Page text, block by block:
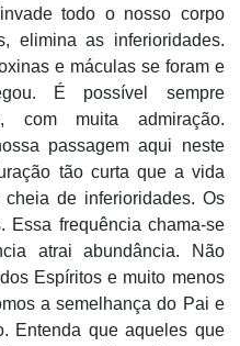
todo o nosso corpo
elimina as inferioridades.
e máculas se foram e
É possível sempre
com muita admiração.
passagem aqui neste
tão curta que a vida
de inferioridades. Os
Essa frequência chama-se
atrai abundância. Não
Espíritos e muito menos
a semelhança do Pai e
Entenda que aqueles que